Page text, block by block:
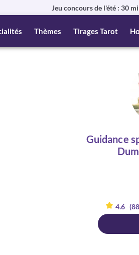
Jeu concours de l'été : 30
Thèmes Tirages Tarot
Guidance
4.6